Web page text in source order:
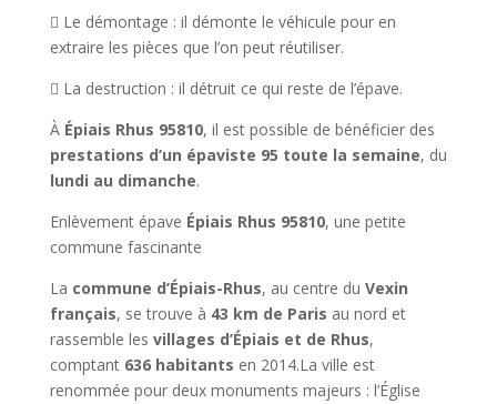
 Le démontage : il démonte le véhicule pour en
extraire les pièces que l’on peut réutiliser.
 La destruction : il détruit ce qui reste de l’épave.
À Épiais Rhus 95810, il est possible de bénéficier des
prestations d’un épaviste 95 toute la semaine, du
lundi au dimanche.
Enlèvement épave Épiais Rhus 95810, une petite
commune fascinante
La commune d’Épiais-Rhus, au centre du Vexin
français, se trouve à 43 km de Paris au nord et
rassemble les villages d’Épiais et de Rhus,
comptant 636 habitants en 2014.La ville est
renommée pour deux monuments majeurs : l’Église